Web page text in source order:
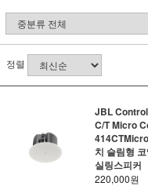
정렬
JBL
C/T Micro
치 슬림형
실링스피커
220,000원